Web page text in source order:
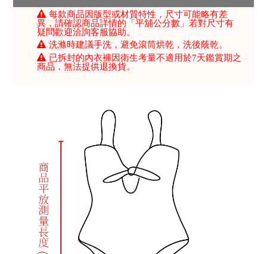
每款商品因版型或材質特性，尺寸可能略有差
異，請確認商品詳情的「平舖公分數」若對尺寸有
疑問歡迎洽詢客服協助。
洗滌時建議手洗，避免滾筒烘乾，洗後蔭乾。
已拆封的內衣褲因衛生考量不適用於7天鑑賞期之
商品，無法提供退換貨。